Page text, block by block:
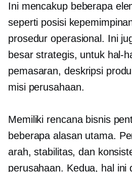
Ini mencakup beberapa
seperti posisi
prosedur operasional. Ini
besar strategis, untuk hal-
pemasaran, deskripsi
misi perusahaan.
Memiliki rencana bisnis
beberapa alasan utama.
arah, stabilitas, dan
perusahaan. Kedua, hal ini